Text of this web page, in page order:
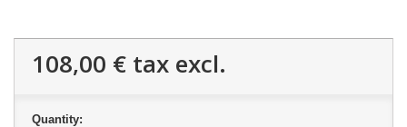
108,00 € tax excl.
Quantity: